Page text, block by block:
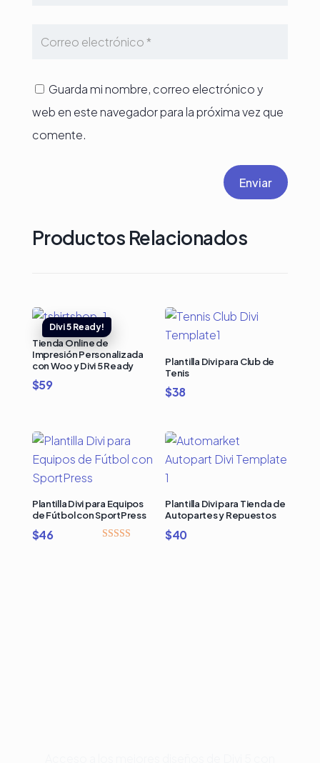
Guarda mi nombre, correo electrónico y
web en este navegador para la próxima vez que
comente.
Enviar
Productos Relacionados
Tienda Online de
Impresión Personalizada
con Woo y Divi 5 Ready
$59
Plantilla Divi para Club de
Tenis
$38
Plantilla Divi para Equipos
de Fútbol con SportPress
$46
Plantilla Divi para Tienda de
Autopartes y Repuestos
$40